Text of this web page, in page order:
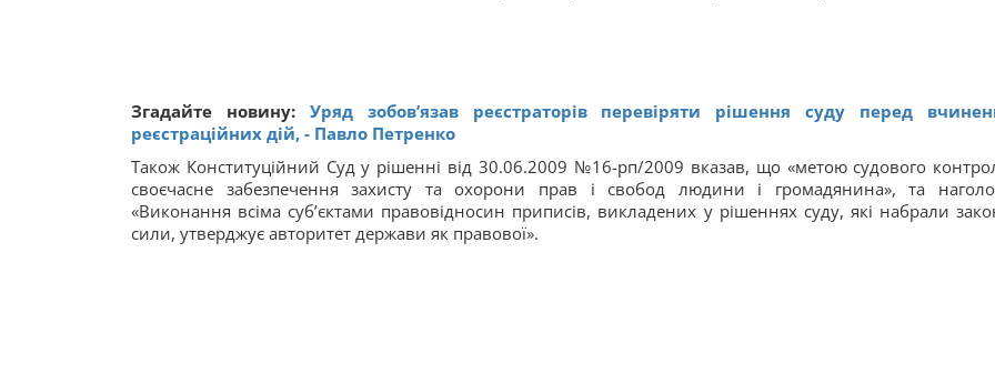
Згадайте новину: Уряд зобов’язав реєстраторів перевіряти рішення суду перед
реєстраційних дій, - Павло Петренко
Також Конституційний Суд у рішенні від 30.06.2009 №16-рп/2009 вказав, що «метою судового
своєчасне забезпечення захисту та охорони прав і свобод людини і громадянина», та
«Виконання всіма суб’єктами правовідносин приписів, викладених у рішеннях суду, які набрали
сили, утверджує авторитет держави як правової».